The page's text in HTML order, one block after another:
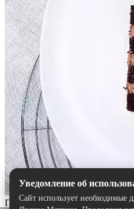
Прага
Уведомление об
Сайт использует необходимые